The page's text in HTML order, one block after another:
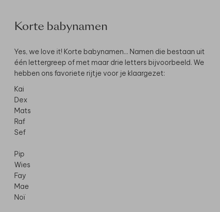
Korte babynamen
Yes, we love it! Korte babynamen... Namen die bestaan uit
één lettergreep of met maar drie letters bijvoorbeeld. We
hebben ons favoriete rijtje voor je klaargezet:
Kai
Dex
Mats
Raf
Sef
Pip
Wies
Fay
Mae
Noï